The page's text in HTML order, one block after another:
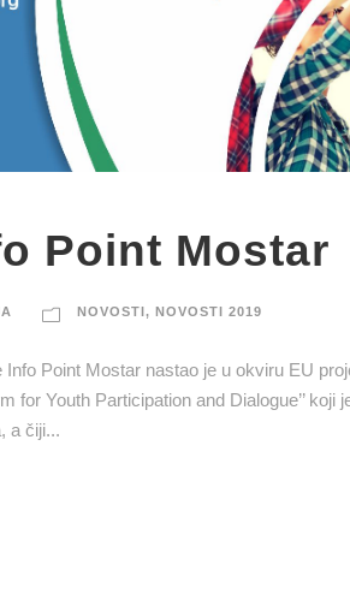
Point Mostar
NOVOSTI, NOVOSTI 2019
Point Mostar nastao je u okviru EU
for Youth Participation and Dialogue’’
a čiji...